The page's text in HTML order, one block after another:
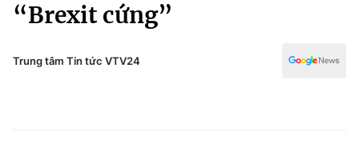
Xã hội
Pháp luật
Văn hóa - Giải trí
“Brexit cứng”
Trung tâm Tin tức VTV24